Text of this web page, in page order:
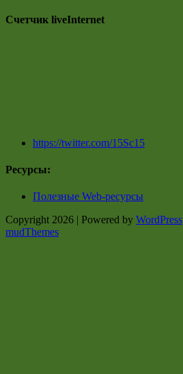
Счетчик liveInternet
https://twitter.com/15Sc15
Ресурсы:
Полезные Web-ресурсы
Copyright 2026 | Powered by WordPress
mudThemes